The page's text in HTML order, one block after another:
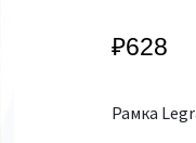
₽628
Рамка